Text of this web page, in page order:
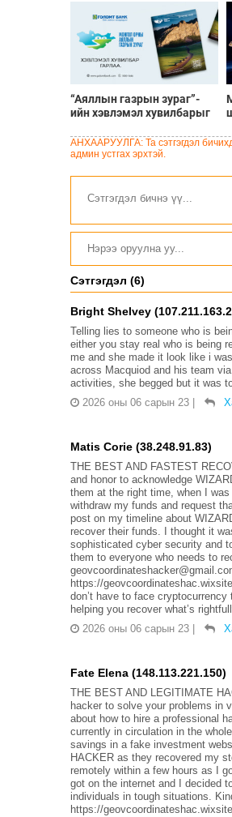
“Аяллын газрын зураг”-
ийн хэвлэмэл хувилбарыг
үнэ төлбөргүй авах
боломжтой
АНХААРУУЛГА: Та сэтгэгдэл
админ устгах эрхтэй.
Сэтгэгдэл (6)
Bright Shelvey
Telling lies to someone who is
either you stay real who is being
me and she made it look like i
across Macquiod and his team
activities, she begged but it was
2026 оны 06 сарын 23
Matis Corie (38.248.91.83)
THE BEST AND FASTEST
and honor to acknowledge
them at the right time, when I
withdraw my funds and request
post on my timeline about
recover their funds. I thought it
sophisticated cyber security and
them to everyone who needs to
https://
don’t have to face
helping you recover what’s
2026 оны 06 сарын 23
Fate Elena (148.113.221.150)
THE BEST AND LEGITIMATE
hacker to solve your problems in
about how to hire a professional
currently in circulation in the
savings in a fake investment
HACKER as they recovered my
remotely within a few hours as I
got on the internet and I decided
individuals in tough situations.
https://